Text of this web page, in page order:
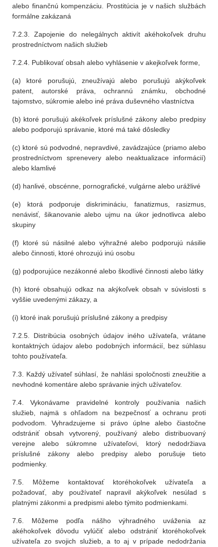
alebo finančnú kompenzáciu. Prostitúcia je v našich službách
formálne zakázaná
7.2.3. Zapojenie do nelegálnych aktivít akéhokoľvek druhu
prostredníctvom našich služieb
7.2.4. Publikovať obsah alebo vyhlásenie v akejkoľvek forme,
(a) ktoré porušujú, zneužívajú alebo porušujú akýkoľvek
patent, autorské práva, ochrannú známku, obchodné
tajomstvo, súkromie alebo iné práva duševného vlastníctva
(b) ktoré porušujú akékoľvek príslušné zákony alebo predpisy
alebo podporujú správanie, ktoré má také dôsledky
(c) ktoré sú podvodné, nepravdivé, zavádzajúce (priamo alebo
prostredníctvom sprenevery alebo neaktualizace informácií)
alebo klamlivé
(d) hanlivé, obscénne, pornografické, vulgárne alebo urážlivé
(e) ktorá podporuje diskrimináciu, fanatizmus, rasizmus,
nenávisť, šikanovanie alebo ujmu na úkor jednotlivca alebo
skupiny
(f) ktoré sú násilné alebo výhražné alebo podporujú násilie
alebo činnosti, ktoré ohrozujú inú osobu
(g) podporujúce nezákonné alebo škodlivé činnosti alebo látky
(h) ktoré obsahujú odkaz na akýkoľvek obsah v súvislosti s
vyššie uvedenými zákazy, a
(i) ktoré inak porušujú príslušné zákony a predpisy
7.2.5. Distribúcia osobných údajov iného užívateľa, vrátane
kontaktných údajov alebo podobných informácií, bez súhlasu
tohto používateľa.
7.3. Každý užívateľ súhlasí, že nahlási spoločnosti zneužitie a
nevhodné komentáre alebo správanie iných užívateľov.
7.4. Vykonávame pravidelné kontroly používania našich
služieb, najmä s ohľadom na bezpečnosť a ochranu proti
podvodom. Vyhradzujeme si právo úplne alebo čiastočne
odstrániť obsah vytvorený, používaný alebo distribuovaný
verejne alebo súkromne užívateľovi, ktorý nedodržiava
príslušné zákony alebo predpisy alebo porušuje tieto
podmienky.
7.5. Môžeme kontaktovať ktoréhokoľvek užívateľa a
požadovať, aby používateľ napravil akýkoľvek nesúlad s
platnými zákonmi a predpismi alebo týmito podmienkami.
7.6. Môžeme podľa nášho výhradného uváženia az
akéhokoľvek dôvodu vylúčiť alebo odstrániť ktoréhokoľvek
užívateľa zo svojich služieb, a to aj v prípade nedodržania